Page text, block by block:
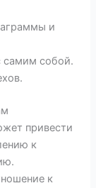
и
самим собой.
привести
к
к